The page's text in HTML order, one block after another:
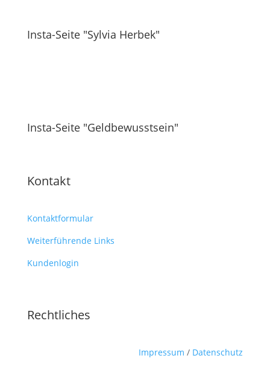
Insta-Seite "Sylvia Herbek"
Insta-Seite "Geldbewusstsein"
Kontakt
Kontaktformular
Weiterführende Links
Kundenlogin
Rechtliches
Impressum / Datenschutz